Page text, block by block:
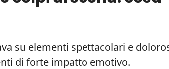
su elementi spettacolari e
di forte impatto emotivo.